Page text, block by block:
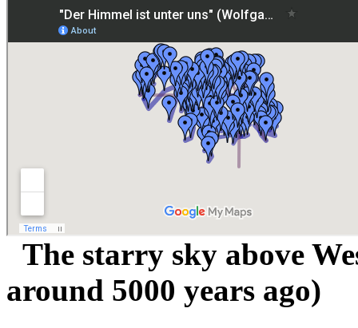
The starry sky above
around 5000 years ago)